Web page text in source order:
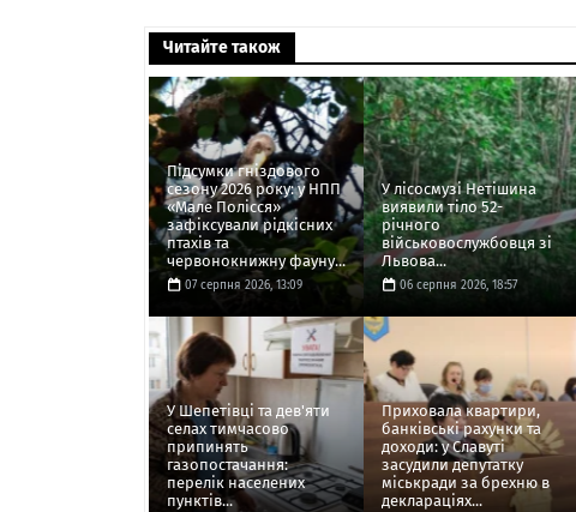
Читайте також
Підсумки гніздового
сезону 2026 року: у НПП
«Мале Полісся»
зафіксували рідкісних
птахів та
червонокнижну фауну...
07 серпня 2026, 13:09
У лісосмузі Нетішина
виявили тіло 52-
річного
військовослужбовця зі
Львова...
06 серпня 2026, 18:57
У Шепетівці та дев'яти
селах тимчасово
припинять
газопостачання:
перелік населених
пунктів...
Приховала квартири,
банківські рахунки та
доходи: у Славуті
засудили депутатку
міськради за брехню в
деклараціях...